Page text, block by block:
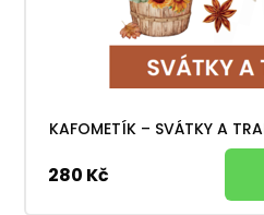
KAFOMETÍK – SVÁTKY A
280 Kč